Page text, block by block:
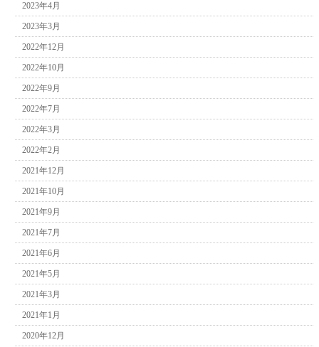
2023年4月
2023年3月
2022年12月
2022年10月
2022年9月
2022年7月
2022年3月
2022年2月
2021年12月
2021年10月
2021年9月
2021年7月
2021年6月
2021年5月
2021年3月
2021年1月
2020年12月